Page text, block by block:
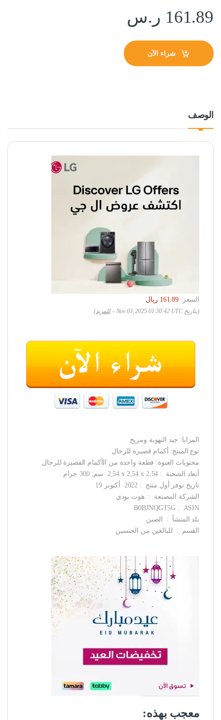
161.89 ر.س
شراء الآن
الوصف
السعر:
‏161.89 ريال
(بتاريخ Nov 03, 2025 01:30:42 UTC – للمزيد)
المزايا: جيد التهوية ومريح
نوع المنتج: أكمام قصيرة للرجال
محتويات العبوة: قطعة واحدة من الأكمام القصيرة للرجال
أبعاد الشحنة ‏ : ‎ 2,54 x 2,54 x 2,54 سم; 300 جرام
تاريخ توفر أول منتج ‏ : ‎ 2022 أكتوبر 19
الشركة المصنعة ‏ : ‎ هوت بودي
ASIN ‏ : ‎ B0BJNQGT5G
بلد المنشأ ‏ : ‎ الصين
القسم ‏ : ‎ للبالغين من الجنسين
معجب بهذه: